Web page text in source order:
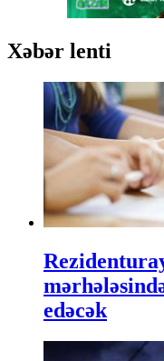
Xəbər lenti
edəcək